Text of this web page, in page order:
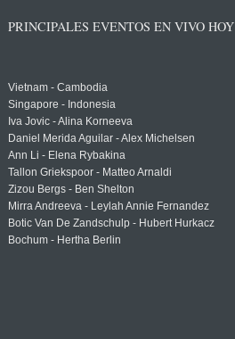
PRINCIPALES EVENTOS EN VIVO HOY
Vietnam - Cambodia
Singapore - Indonesia
Iva Jovic - Alina Korneeva
Daniel Merida Aguilar - Alex Michelsen
Ann Li - Elena Rybakina
Tallon Griekspoor - Matteo Arnaldi
Zizou Bergs - Ben Shelton
Mirra Andreeva - Leylah Annie Fernandez
Botic Van De Zandschulp - Hubert Hurkacz
Bochum - Hertha Berlin